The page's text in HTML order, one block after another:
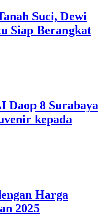
Suci, Dewi
Siap Berangkat
8 Surabaya
kepada
Harga
2025